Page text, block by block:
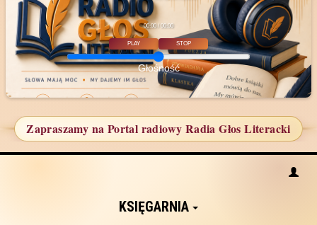
00:00 / 00:00
PLAY STOP
Głośność
Zapraszamy na Portal radiowy Radia Głos Literacki
KSIĘGARNIA